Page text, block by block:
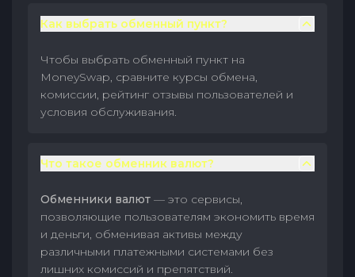
Как выбрать обменный пункт?
Чтобы выбрать обменный пункт на
MoneySwap, сравните курсы обмена,
комиссии, рейтинг отзывы пользователей и
условия обслуживания.
Что такое обменник валют?
Обменники валют — это сервисы,
позволяющие пользователям экономить время
и деньги, обменивая активы между
различными платежными системами без
лишних комиссий и препятствий.